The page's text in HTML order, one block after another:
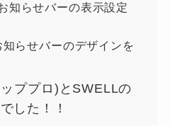
知らせバーの表示設定
らせバーのデザインを
ププロ)とSWELLの
した！！